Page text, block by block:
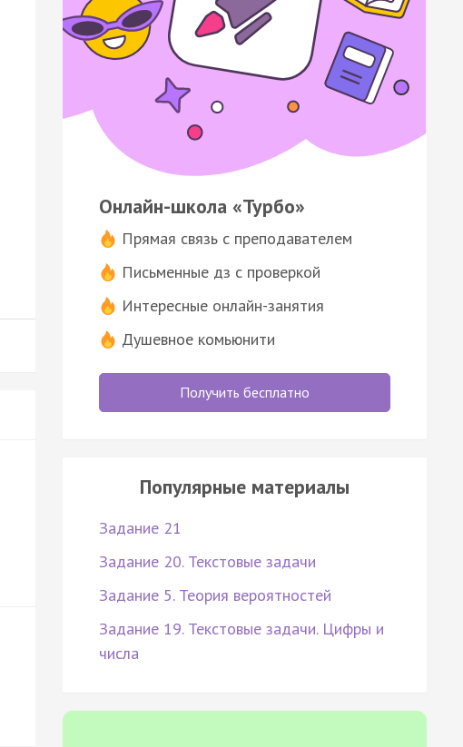
Онлайн-школа «Турбо»
Прямая связь с преподавателем
Письменные дз с проверкой
Интересные онлайн-занятия
Душевное комьюнити
Получить бесплатно
Популярные материалы
Задание 21
Задание 20. Текстовые задачи
Задание 5. Теория вероятностей
Задание 19. Текстовые задачи. Цифры и
числа